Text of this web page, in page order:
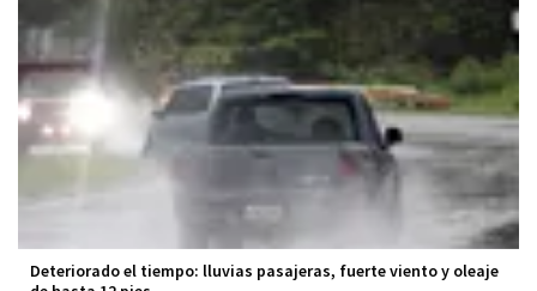
Deteriorado el tiempo: lluvias pasajeras, fuerte viento y oleaje